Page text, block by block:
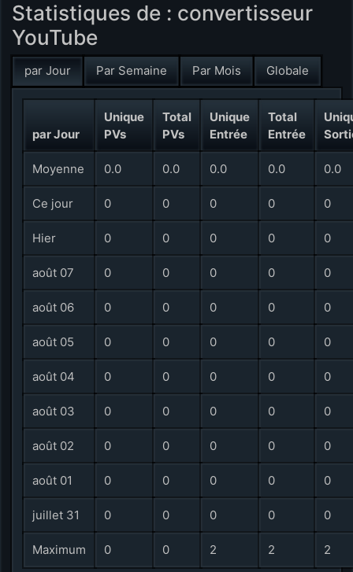
Statistiques de : convertisseur
YouTube
par Jour Par Semaine Par Mois Globale
par Jour
Unique
PVs
Total
PVs
Unique
Entrée
Total
Entrée
Moyenne 0.0 0.0 0.0 0.0 0.0
Ce jour 0 0 0 0 0
Hier 0 0 0 0 0
août 07 0 0 0 0 0
août 06 0 0 0 0 0
août 05 0 0 0 0 0
août 04 0 0 0 0 0
août 03 0 0 0 0 0
août 02 0 0 0 0 0
août 01 0 0 0 0 0
juillet 31 0 0 0 0 0
Maximum 0 0 2 2 2